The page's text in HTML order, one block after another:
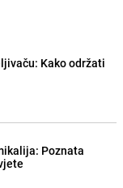
Kako održati
Poznata